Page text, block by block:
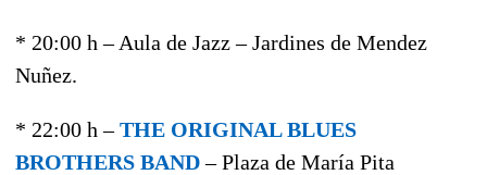
* 20:00 h – Aula de Jazz – Jardines de Mendez
Nuñez.
* 22:00 h –THE ORIGINAL BLUES
BROTHERS BAND– Plaza de María Pita